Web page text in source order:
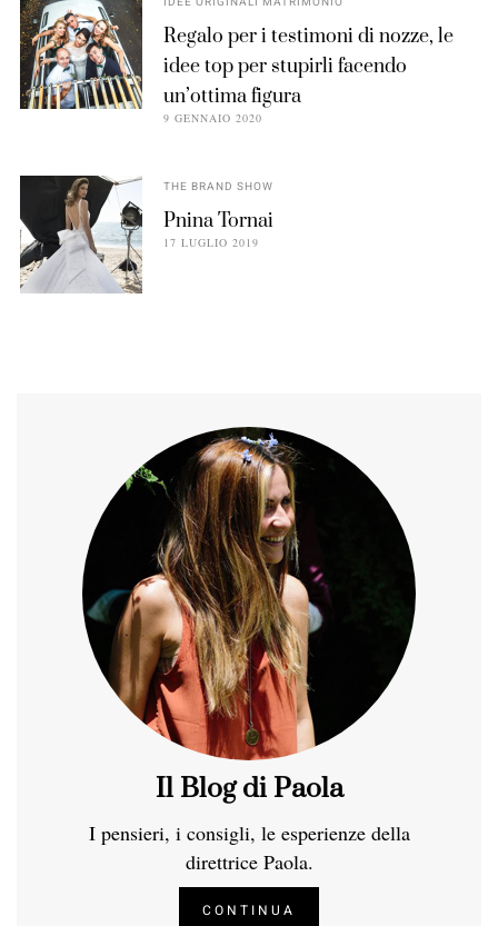
Regalo per i testimoni di nozze, le
idee top per stupirli facendo
un’ottima figura
9 GENNAIO 2020
THE BRAND SHOW
Pnina Tornai
17 LUGLIO 2019
Il Blog di Paola
I pensieri, i consigli, le esperienze della
direttrice Paola.
CONTINUA